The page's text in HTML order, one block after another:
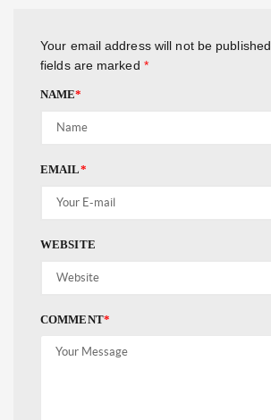
Your email address will not be published.
fields are marked *
NAME*
EMAIL*
WEBSITE
COMMENT*